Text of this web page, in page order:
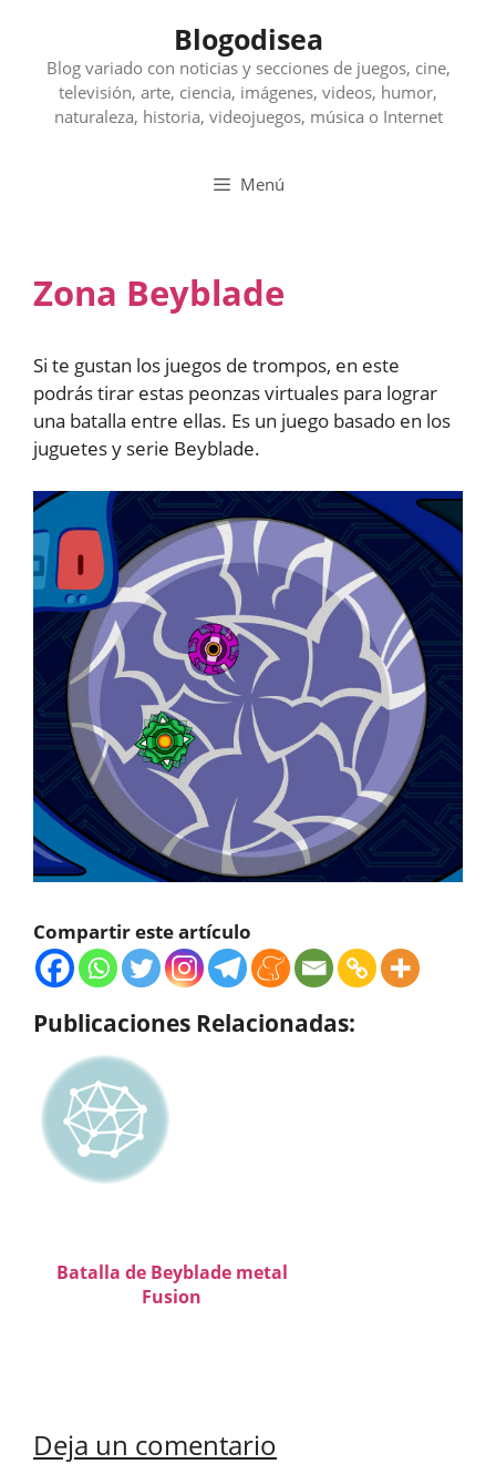
contenido
Blogodisea
Blog variado con noticias y secciones de juegos, cine,
televisión, arte, ciencia, imágenes, videos, humor,
naturaleza, historia, videojuegos, música o Internet
Menú
Zona Beyblade
Si te gustan los juegos de trompos, en este
podrás tirar estas peonzas virtuales para lograr
una batalla entre ellas. Es un juego basado en los
juguetes y serie Beyblade.
Compartir este artículo
Publicaciones Relacionadas:
Batalla de Beyblade metal
Fusion
Deja un comentario